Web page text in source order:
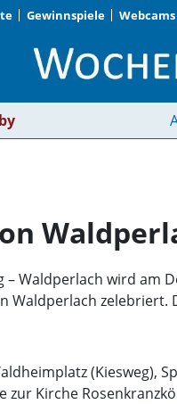
Gewinnspiele Webcams
Waldperlach wird am
(Kiesweg),
Kirche